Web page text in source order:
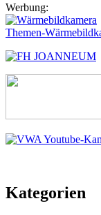
Werbung:
Themen-
Kategorien